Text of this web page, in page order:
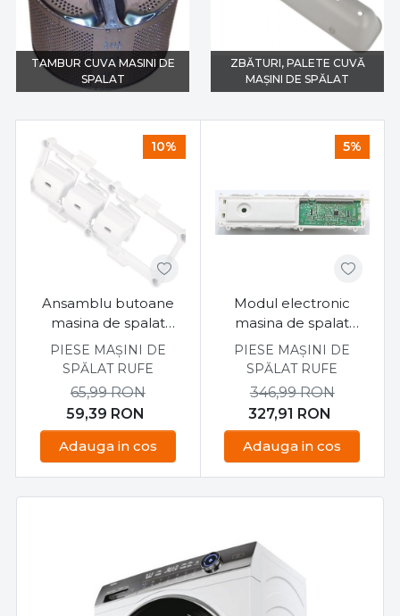
TAMBUR CUVA MASINI DE
SPALAT
ZBĂTURI, PALETE CUVĂ
MAȘINI DE SPĂLAT
10%
Ansamblu butoane
masina de spalat
Westwood WF658T
PIESE MAȘINI DE
SPĂLAT RUFE
59,39 RON
65,99RON
Adauga in cos
5%
Modul electronic
masina de spalat
Westline
WM1254F4A++
PIESE MAȘINI DE
SPĂLAT RUFE
327,91 RON
346,99RON
Adauga in cos